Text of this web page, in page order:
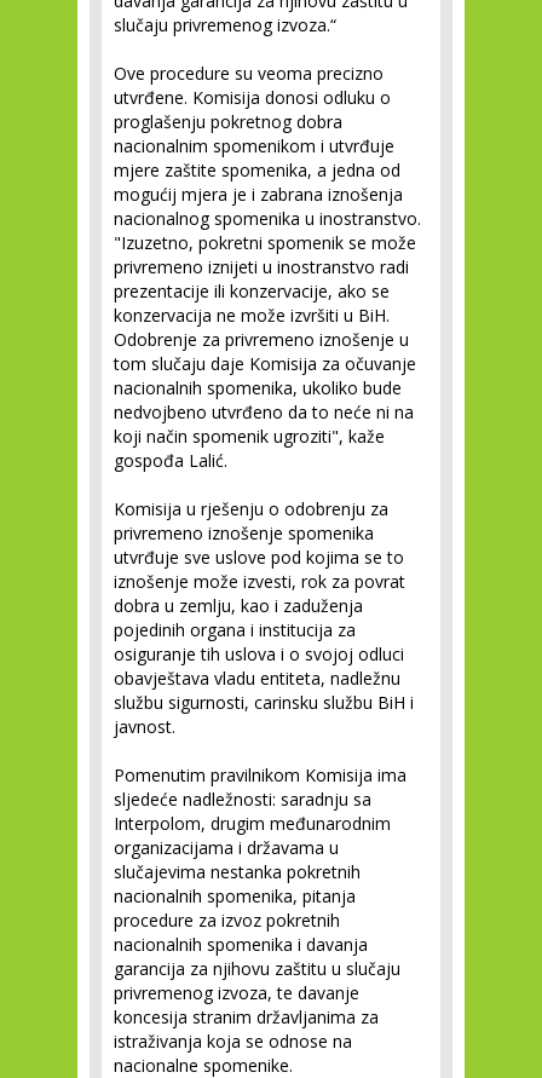
slučaju privremenog izvoza.“
Ove procedure su veoma precizno
utvrđene. Komisija donosi odluku o
proglašenju pokretnog dobra
nacionalnim spomenikom i utvrđuje
mjere zaštite spomenika, a jedna od
mogućij mjera je i zabrana iznošenja
nacionalnog spomenika u inostranstvo.
"Izuzetno, pokretni spomenik se može
privremeno iznijeti u inostranstvo radi
prezentacije ili konzervacije, ako se
konzervacija ne može izvršiti u BiH.
Odobrenje za privremeno iznošenje u
tom slučaju daje Komisija za očuvanje
nacionalnih spomenika, ukoliko bude
nedvojbeno utvrđeno da to neće ni na
koji način spomenik ugroziti", kaže
gospođa Lalić.
Komisija u rješenju o odobrenju za
privremeno iznošenje spomenika
utvrđuje sve uslove pod kojima se to
iznošenje može izvesti, rok za povrat
dobra u zemlju, kao i zaduženja
pojedinih organa i institucija za
osiguranje tih uslova i o svojoj odluci
obavještava vladu entiteta, nadležnu
službu sigurnosti, carinsku službu BiH i
javnost.
Pomenutim pravilnikom Komisija ima
sljedeće nadležnosti: saradnju sa
Interpolom, drugim međunarodnim
organizacijama i državama u
slučajevima nestanka pokretnih
nacionalnih spomenika, pitanja
procedure za izvoz pokretnih
nacionalnih spomenika i davanja
garancija za njihovu zaštitu u slučaju
privremenog izvoza, te davanje
koncesija stranim državljanima za
istraživanja koja se odnose na
nacionalne spomenike.